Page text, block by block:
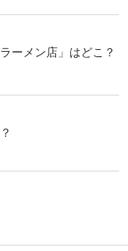
ーメン店」はどこ？